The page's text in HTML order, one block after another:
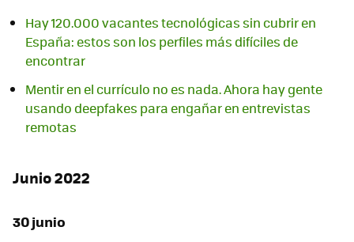
Hay 120.000 vacantes tecnológicas sin cubrir en
España: estos son los perfiles más difíciles de
encontrar
Mentir en el currículo no es nada. Ahora hay gente
usando deepfakes para engañar en entrevistas
remotas
Junio 2022
30 junio